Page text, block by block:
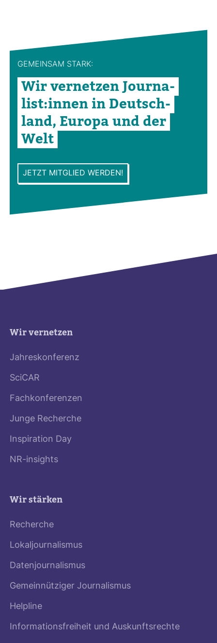
GEMEINSAM STARK:
Wir ver­netzen Jour­na­
list:innen in Deutsch­
land, Europa und der
Welt
JETZT MITGLIED WERDEN!
Wir vernetzen
Jahreskonferenz
SciCAR
Fachkonferenzen
Junge Recherche
Inspiration Day
NR-insights
Wir stärken
Recherche
Lokaljournalismus
Datenjournalismus
Gemeinnütziger Journalismus
Helpline
Informationsfreiheit und Auskunftsrechte